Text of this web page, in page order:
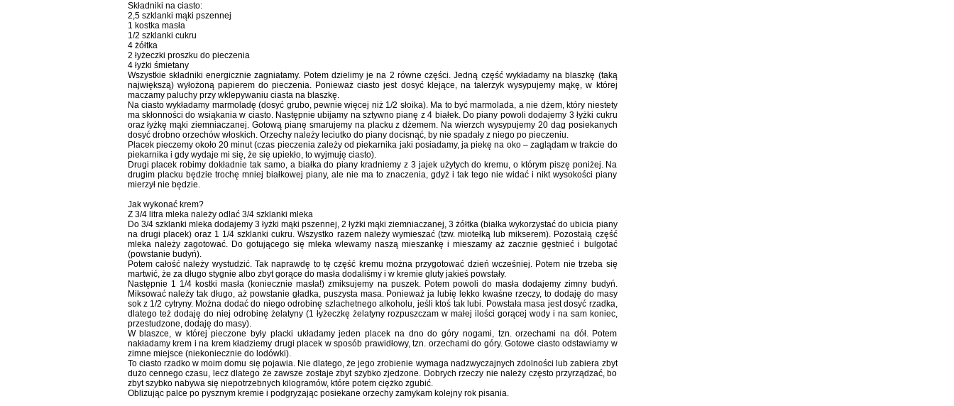
Składniki na ciasto:
2,5 szklanki mąki pszennej
1 kostka masła
1/2 szklanki cukru
4 żółtka
2 łyżeczki proszku do pieczenia
4 łyżki śmietany
Wszystkie składniki energicznie zagniatamy. Potem dzielimy je na 2 równe części. Jedną część wykładamy na blaszkę (taką
największą) wyłożoną papierem do pieczenia. Ponieważ ciasto jest dosyć klejące, na talerzyk wysypujemy mąkę, w której
maczamy paluchy przy wklepywaniu ciasta na blaszkę.
Na ciasto wykładamy marmoladę (dosyć grubo, pewnie więcej niż 1/2 słoika). Ma to być marmolada, a nie dżem, który niestety
ma skłonności do wsiąkania w ciasto. Następnie ubijamy na sztywno pianę z 4 białek. Do piany powoli dodajemy 3 łyżki cukru
oraz łyżkę mąki ziemniaczanej. Gotową pianę smarujemy na placku z dżemem. Na wierzch wysypujemy 20 dag posiekanych
dosyć drobno orzechów włoskich. Orzechy należy leciutko do piany docisnąć, by nie spadały z niego po pieczeniu.
Placek pieczemy około 20 minut (czas pieczenia zależy od piekarnika jaki posiadamy, ja piekę na oko – zaglądam w trakcie do
piekarnika i gdy wydaje mi się, że się upiekło, to wyjmuję ciasto).
Drugi placek robimy dokładnie tak samo, a białka do piany kradniemy z 3 jajek użytych do kremu, o którym piszę poniżej. Na
drugim placku będzie trochę mniej białkowej piany, ale nie ma to znaczenia, gdyż i tak tego nie widać i nikt wysokości piany
mierzył nie będzie.
Jak wykonać krem?
Z 3/4 litra mleka należy odlać 3/4 szklanki mleka
Do 3/4 szklanki mleka dodajemy 3 łyżki mąki pszennej, 2 łyżki mąki ziemniaczanej, 3 żółtka (białka wykorzystać do ubicia piany
na drugi placek) oraz 1 1/4 szklanki cukru. Wszystko razem należy wymieszać (tzw. miotełką lub mikserem). Pozostałą część
mleka należy zagotować. Do gotującego się mleka wlewamy naszą mieszankę i mieszamy aż zacznie gęstnieć i bulgotać
(powstanie budyń).
Potem całość należy wystudzić. Tak naprawdę to tę część kremu można przygotować dzień wcześniej. Potem nie trzeba się
martwić, że za długo stygnie albo zbyt gorące do masła dodaliśmy i w kremie gluty jakieś powstały.
Następnie 1 1/4 kostki masła (koniecznie masła!) zmiksujemy na puszek. Potem powoli do masła dodajemy zimny budyń.
Miksować należy tak długo, aż powstanie gładka, puszysta masa. Ponieważ ja lubię lekko kwaśne rzeczy, to dodaję do masy
sok z 1/2 cytryny. Można dodać do niego odrobinę szlachetnego alkoholu, jeśli ktoś tak lubi. Powstała masa jest dosyć rzadka,
dlatego też dodaję do niej odrobinę żelatyny (1 łyżeczkę żelatyny rozpuszczam w małej ilości gorącej wody i na sam koniec,
przestudzone, dodaję do masy).
W blaszce, w której pieczone były placki układamy jeden placek na dno do góry nogami, tzn. orzechami na dół. Potem
nakładamy krem i na krem kładziemy drugi placek w sposób prawidłowy, tzn. orzechami do góry. Gotowe ciasto odstawiamy w
zimne miejsce (niekoniecznie do lodówki).
To ciasto rzadko w moim domu się pojawia. Nie dlatego, że jego zrobienie wymaga nadzwyczajnych zdolności lub zabiera zbyt
dużo cennego czasu, lecz dlatego że zawsze zostaje zbyt szybko zjedzone. Dobrych rzeczy nie należy często przyrządzać, bo
zbyt szybko nabywa się niepotrzebnych kilogramów, które potem ciężko zgubić.
Oblizując palce po pysznym kremie i podgryzając posiekane orzechy zamykam kolejny rok pisania.